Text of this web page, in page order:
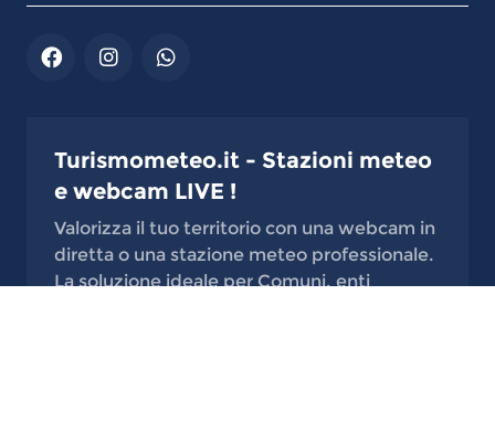
Turismometeo.it - Stazioni meteo
e webcam LIVE !
Valorizza il tuo territorio con una webcam in
diretta o una stazione meteo professionale.
La soluzione ideale per Comuni, enti